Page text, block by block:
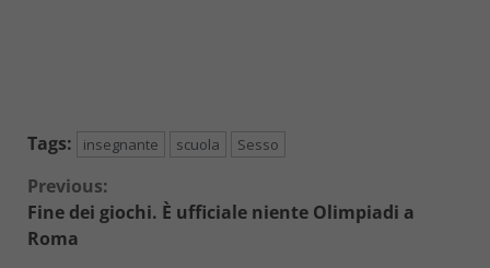
Tags: insegnante scuola Sesso
Continue
Reading
Previous:
Fine dei giochi. È ufficiale niente Olimpiadi a
Roma